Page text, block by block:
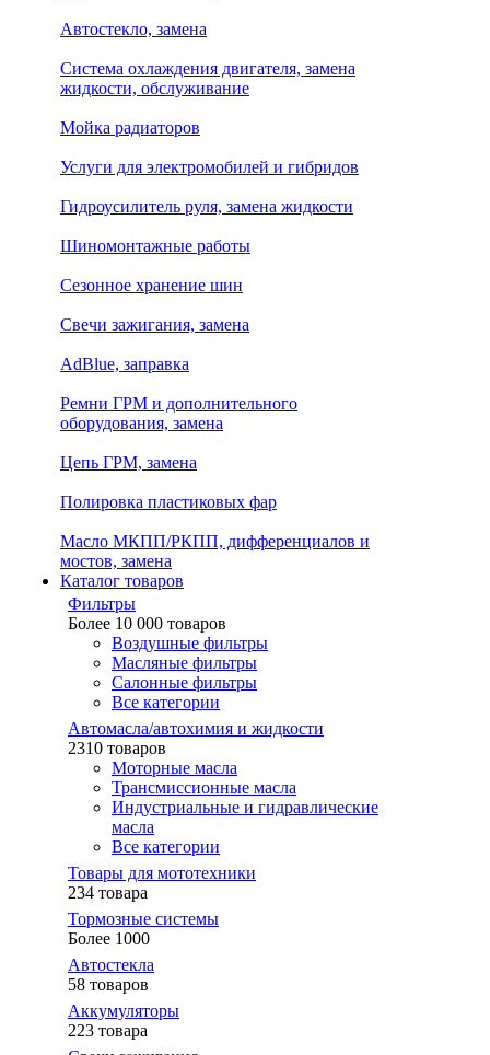
Автостекло, замена
Система охлаждения двигателя, замена
жидкости, обслуживание
Мойка радиаторов
Услуги для электромобилей и гибридов
Гидроусилитель руля, замена жидкости
Шиномонтажные работы
Сезонное хранение шин
Свечи зажигания, замена
AdBlue, заправка
Ремни ГРМ и дополнительного
оборудования, замена
Цепь ГРМ, замена
Полировка пластиковых фар
Масло МКПП/РКПП, дифференциалов и
мостов, замена
Каталог товаров
Фильтры
Более 10 000 товаров
Воздушные фильтры
Масляные фильтры
Салонные фильтры
Все категории
Автомасла/автохимия и жидкости
2310 товаров
Моторные масла
Трансмиссионные масла
Индустриальные и гидравлические
масла
Все категории
Товары для мототехники
234 товара
Тормозные системы
Более 1000
Автостекла
58 товаров
Аккумуляторы
223 товара